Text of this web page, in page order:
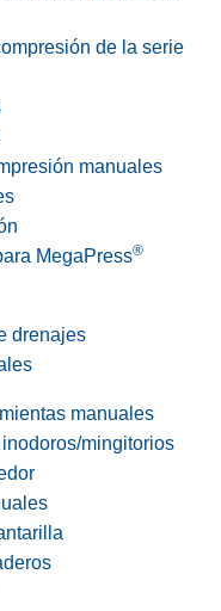
de la serie
manuales
MegaPress®
drenajes
manuales
mingitorios